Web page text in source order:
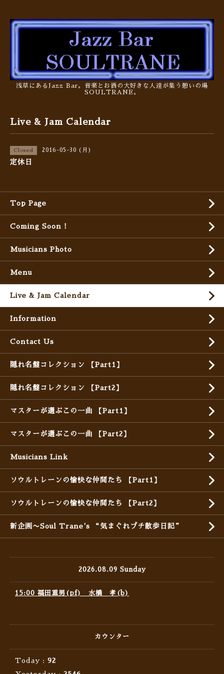
浅草にあるJazz Bar。音楽とお酒の大好きな人達が集う憩いの場
SOULTRANE。
Live & Jam Calendar
Closed 2016-05-30 (月)
定休日
Top Page
Coming Soon !
Musicians Photo
Menu
Live & Jam Calendar
Information
Contact Us
隠れ名盤コレクション 【Part1】
隠れ名盤コレクション 【Part2】
マスターが選ぶこの一曲 【Part1】
マスターが選ぶこの一曲 【Part2】
Musicians Link
ソウルトレーンの愉快な仲間たち 【Part1】
ソウルトレーンの愉快な仲間たち 【Part2】
新企画〜Soul Trane's “気まぐれプチ散歩日記”
2026.08.09 Sunday
15:00 福田重男(pf) 水橋 孝(b)
カウンター
Today : 92